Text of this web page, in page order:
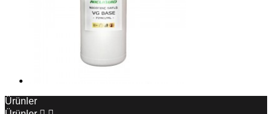
Ürünler